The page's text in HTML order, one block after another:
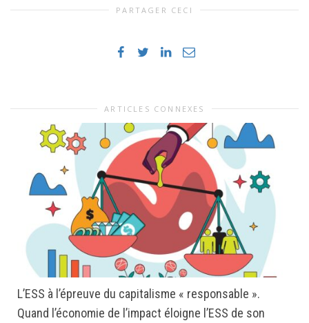
PARTAGER CECI
ARTICLES CONNEXES
L’ESS à l’épreuve du capitalisme « responsable ».
Quand l’économie de l’impact éloigne l’ESS de son